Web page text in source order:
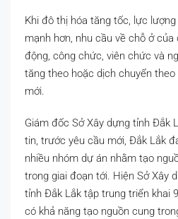
Khi đô thị hóa tăng tốc, lực
mạnh hơn, nhu cầu về chỗ ở của
động, công chức, viên chức và
tăng theo hoặc dịch chuyển
mới.
Giám đốc Sở Xây dựng tỉnh Đắk
tin, trước yêu cầu mới, Đắk Lắk
nhiều nhóm dự án nhằm tạo
trong giai đoạn tới. Hiện Sở Xây
tỉnh Đắk Lắk tập trung triển khai
có khả năng tạo nguồn cung